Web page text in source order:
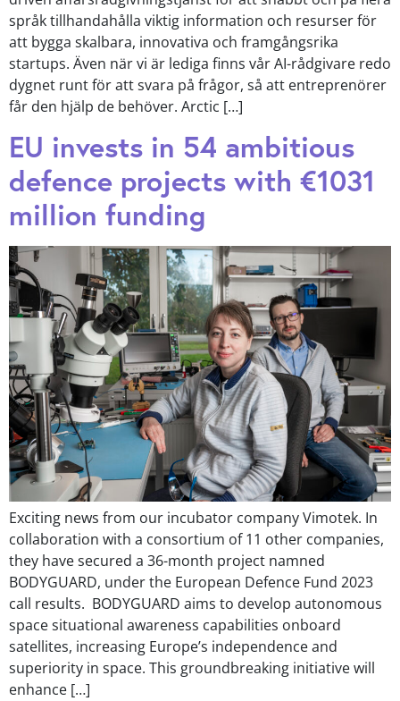
språk tillhandahålla viktig information och resurser för
att bygga skalbara, innovativa och framgångsrika
startups. Även när vi är lediga finns vår AI-rådgivare redo
dygnet runt för att svara på frågor, så att entreprenörer
får den hjälp de behöver. Arctic […]
EU invests in 54 ambitious
defence projects with €1031
million funding
Exciting news from our incubator company Vimotek. In
collaboration with a consortium of 11 other companies,
they have secured a 36-month project namned
BODYGUARD, under the European Defence Fund 2023
call results. BODYGUARD aims to develop autonomous
space situational awareness capabilities onboard
satellites, increasing Europe’s independence and
superiority in space. This groundbreaking initiative will
enhance […]